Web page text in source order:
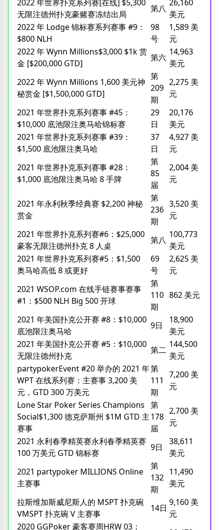
2022 年世界扑克系列赛[在线] $5,300
无限注德州扑克豪赌赛冻结出局
第八
26,160
美元
2022 年 Lodge 锦标赛系列赛事 #9：
$800 NLH
98
号
1,589 美
元
2022 年 Wynn Millions$3,000 $1k 赏
金 [$200,000 GTD]
第六
14,963
美元
2022 年 Wynn Millions 1,600 美元神
秘赏金 [$1,500,000 GTD]
第
209
期
2,275 美
元
2021 年世界扑克系列赛事 #45：
$10,000 底池限注奥马哈锦标赛
29
日
20,176
美元
2021 年世界扑克系列赛事 #39：
$1,500 底池限注奥马哈
37
日
4,927 美
元
2021 年世界扑克系列赛事 #28：
$1,000 底池限注奥马哈 8 手牌
第
85
届
2,004 美
元
2021 年永利秋季经典赛 $2,200 神秘
赏金
第
236
期
3,520 美
元
2021 年世界扑克系列赛#6：$25,000
豪客无限注德州扑克 8 人桌
第八
100,773
美元
2021 年世界扑克系列赛#5：$1,500
奥马哈高低 8 或更好
69
号
2,625 美
元
2021 WSOP.com 在线手链赛事赛事
#1：$500 NLH Big 500 开球
第
110
期
862 美元
2021 年美国扑克公开赛 #8：$10,000
底池限注奥马哈
9日
18,900
美元
2021 年美国扑克公开赛 #5：$10,000
无限注德州扑克
第二
144,500
美元
partypokerEvent #20 举办的 2021 年
WPT 在线系列赛：主赛事 3,200 美
元，GTD 300 万美元
第
111
期
7,200 美
元
Lone Star Poker Series Champions
Social$1,300 德克萨斯州 $1M GTD 主
赛事
第
178
届
2,700 美
元
2021 永利春季精英赛永利春季精英赛
100 万美元 GTD 锦标赛
9日
38,611
美元
2021 partypoker MILLIONS Online
主赛事
第
132
期
11,490
美元
拉斯维加斯威尼斯人的 MSPT 扑克碗
VMSPT 扑克碗 V 主赛事
14日
9,160 美
元
2020 GGPoker 豪客赛周HRW 03：